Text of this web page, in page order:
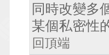
同時改變多
某個私密性
回頂端